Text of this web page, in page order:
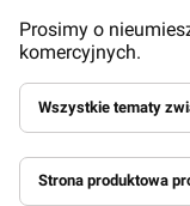
Prosimy o
komercyjnych.
Wszystkie tematy
Strona produktowa